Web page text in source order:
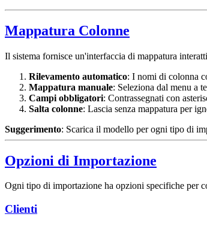
Mappatura Colonne
Il sistema fornisce un'interfaccia di mappatura
Rilevamento automatico: I nomi di colonna
Mappatura manuale: Seleziona dal menu a
Campi obbligatori: Contrassegnati con
Salta colonne: Lascia senza mappatura per
Suggerimento: Scarica il modello per ogni tipo di
Opzioni di Importazione
Ogni tipo di importazione ha opzioni specifiche per
Clienti